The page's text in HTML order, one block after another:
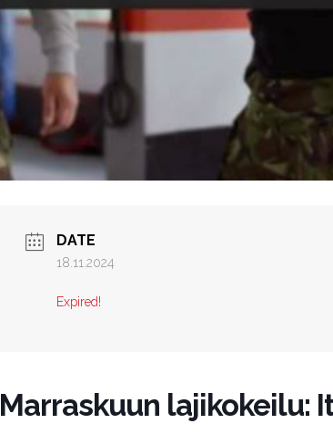
DATE
18.11.2024
Expired!
Marraskuun lajikokeilu: